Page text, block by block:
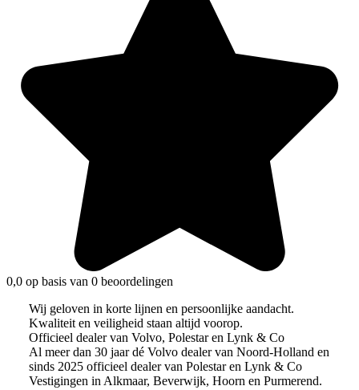
0,0 op basis van 0 beoordelingen
Wij geloven in korte lijnen en persoonlijke aandacht.
Kwaliteit en veiligheid staan altijd voorop.
Officieel dealer van Volvo, Polestar en Lynk & Co
Al meer dan 30 jaar dé Volvo dealer van Noord-Holland en
sinds 2025 officieel dealer van Polestar en Lynk & Co
Vestigingen in Alkmaar, Beverwijk, Hoorn en Purmerend.